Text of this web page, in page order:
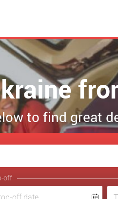
to find great
off